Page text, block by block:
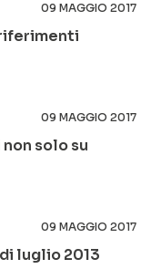
09 MAGGIO 2017
09 MAGGIO 2017
solo su
09 MAGGIO 2017
luglio 2013